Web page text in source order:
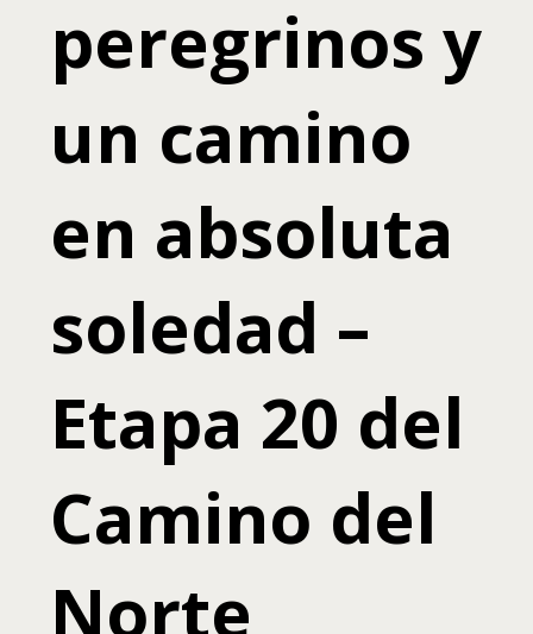
peregrinos y
un camino
en absoluta
soledad –
Etapa 20 del
Camino del
Norte